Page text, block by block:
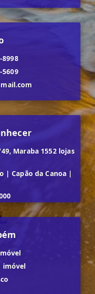
8998
5609
Maraba 1552 lojas
| Capão da Canoa |
imóvel